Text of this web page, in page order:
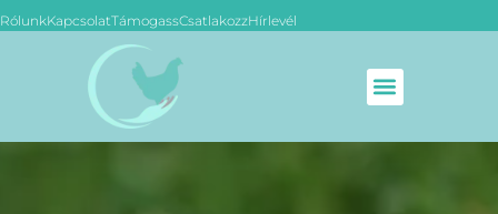
RólunkKapcsolatTámogassCsatlakozzHírlevél